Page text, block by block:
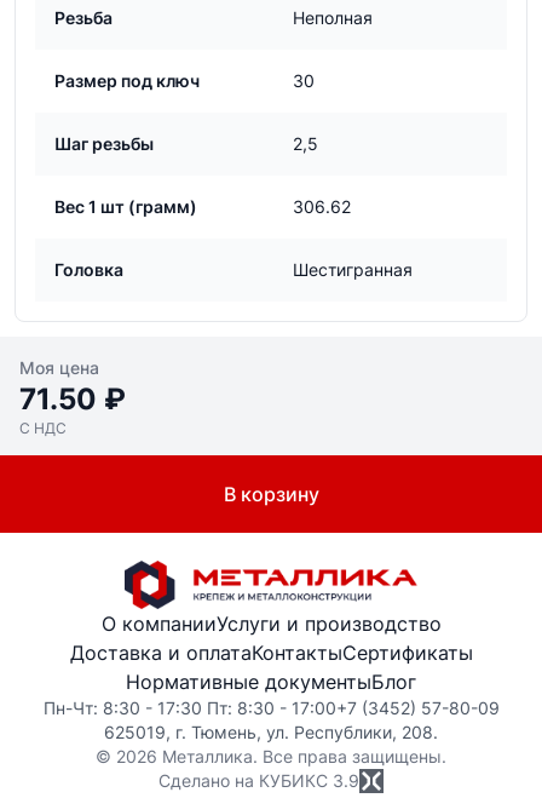
Резьба Неполная
Размер под ключ 30
Шаг резьбы 2,5
Вес 1 шт (грамм) 306.62
Головка Шестигранная
Моя цена
71.50 ₽
С НДС
В корзину
О компанииУслуги и производство
Доставка и оплатаКонтактыСертификаты
Нормативные документыБлог
Пн-Чт: 8:30 - 17:30 Пт: 8:30 - 17:00+7 (3452) 57-80-09
625019, г. Тюмень, ул. Республики, 208.
© 2026 Металлика. Все права защищены.
Сделано на КУБИКС 3.9